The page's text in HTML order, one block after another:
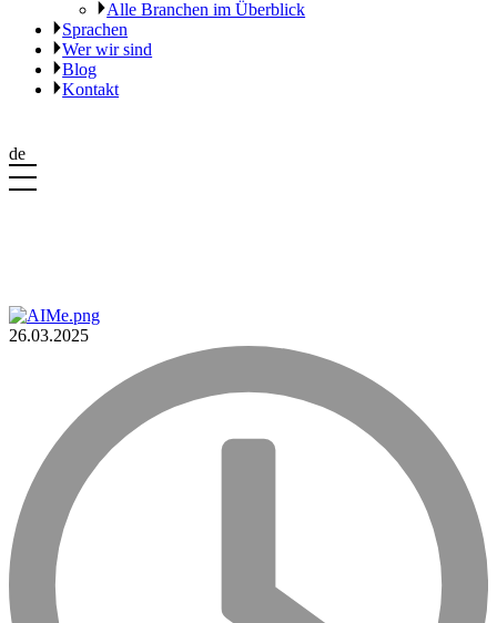
Alle Branchen im Überblick
Sprachen
Wer wir sind
Blog
Kontakt
de
26.03.2025